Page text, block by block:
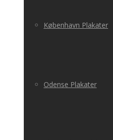
København Plakater
Odense Plakater